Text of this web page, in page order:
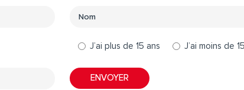
J’ai plus de 15 ans J’ai moins de